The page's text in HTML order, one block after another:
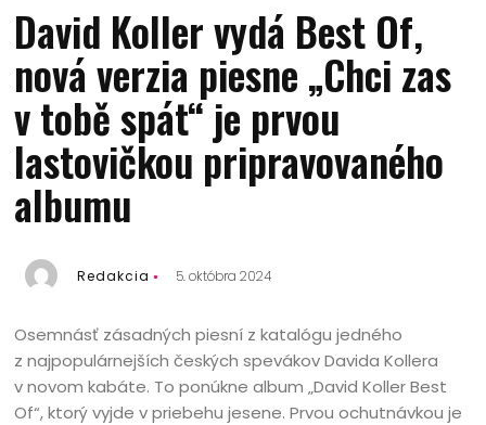
David Koller vydá Best Of,
nová verzia piesne „Chci zas
v tobě spát“ je prvou
lastovičkou pripravovaného
albumu
Redakcia 5. októbra 2024
Osemnásť zásadných piesní z katalógu jedného
z najpopulárnejších českých spevákov Davida Kollera
v novom kabáte. To ponúkne album „David Koller Best
Of“, ktorý vyjde v priebehu jesene. Prvou ochutnávkou je